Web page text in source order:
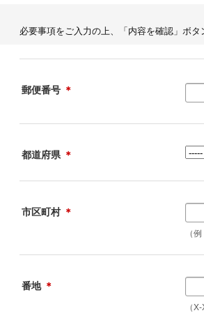
必要事項をご入力の上、「内容を確認」ボタ
郵便番号 ＊
都道府県 ＊
市区町村 ＊
（
番地 ＊
（X-